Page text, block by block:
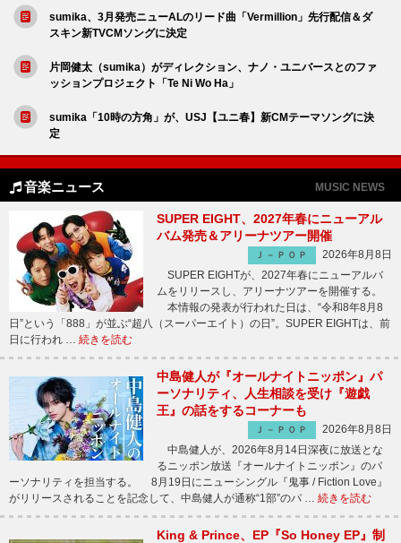
sumika、3月発売ニューALのリード曲「Vermillion」先行配信＆ダ
スキン新TVCMソングに決定
片岡健太（sumika）がディレクション、ナノ・ユニバースとのファ
ッションプロジェクト「Te Ni Wo Ha」
sumika「10時の方角」が、USJ【ユニ春】新CMテーマソングに決
定
音楽ニュース MUSIC NEWS
SUPER EIGHT、2027年春にニューアル
バム発売＆アリーナツアー開催
Ｊ－ＰＯＰ
2026年8月8日
SUPER EIGHTが、2027年春にニューアルバ
ムをリリースし、アリーナツアーを開催する。
本情報の発表が行われた日は、“令和8年8月8
日”という「888」が並ぶ“超八（スーパーエイト）の日”。SUPER EIGHTは、前
日に行われ … 続きを読む
中島健人が『オールナイトニッポン』パ
ーソナリティ、人生相談を受け『遊戯
王』の話をするコーナーも
Ｊ－ＰＯＰ
2026年8月8日
中島健人が、2026年8月14日深夜に放送とな
るニッポン放送『オールナイトニッポン』のパ
ーソナリティを担当する。 8月19日にニューシングル『鬼事 / Fiction Love』
がリリースされることを記念して、中島健人が通称“1部”のパ … 続きを読む
King & Prince、EP『So Honey EP』制